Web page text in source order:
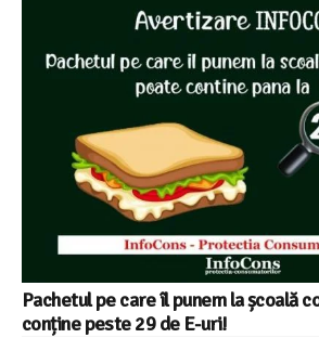
Pachetul pe care îl punem la școală
conține peste 29 de E-uri!